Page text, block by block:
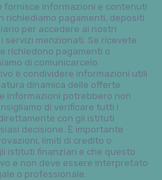
fornisce informazioni e contenuti
richiediamo pagamenti, depositi
per accedere ai nostri
menzionati. Se ricevete
richiedono pagamenti o
di comunicarcelo
è condividere informazioni utili
dinamica delle offerte
informazioni potrebbero non
di verificare tutti i
con gli istituti
decisione. È importante
limiti di credito o
istituti finanziari e che questo
e non deve essere interpretato
o professionale.